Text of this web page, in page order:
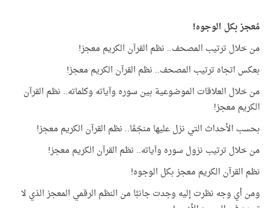
مُعجز بكل الوجوه!
من خلال ترتيب المصحف.. نظم القرآن الكريم معجز!
بعكس اتجاه ترتيب المصحف.. نظم القرآن الكريم معجز!
من خلال العلاقات الموضوعية بين سوره وآياته وكلماته.. نظم القرآن
الكريم معجز!
بحسب الأحداث التي نزل عليها منجّمًا.. نظم القرآن الكريم معجز!
من خلال ترتيب نزول سوره وآياته.. نظم القرآن الكريم معجز!
نظم القرآن الكريم معجز بكل الوجوه!
ومن أي وجه نظرت إليه وجدت جانبًا من النظم الرقمي المعجز الذي لا